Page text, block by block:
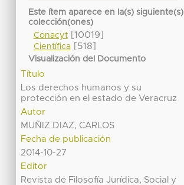
Este ítem aparece en la(s) siguiente(s)
colección(ones)
Conacyt[10019]
Científica[518]
Visualización del Documento
Título
Los derechos humanos y su
protección en el estado de Veracruz
Autor
MUÑIZ DIAZ, CARLOS
Fecha de publicación
2014-10-27
Editor
Revista de Filosofía Jurídica, Social y